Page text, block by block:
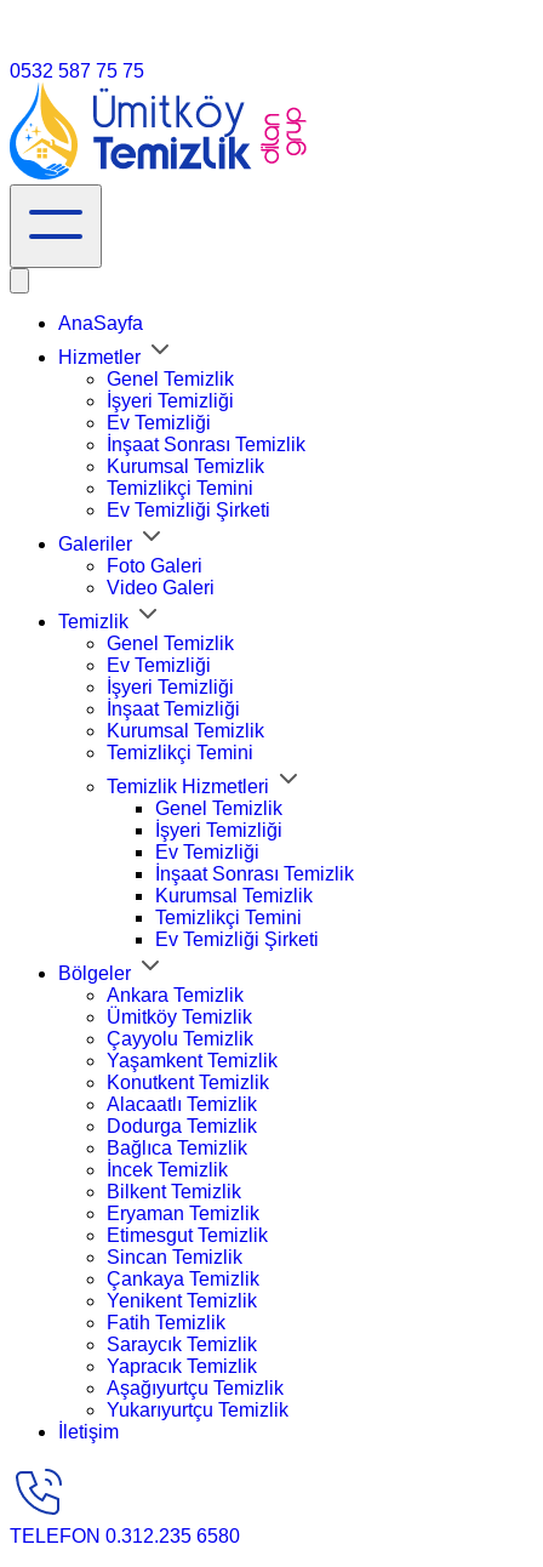
0532 587 75 75
AnaSayfa
Hizmetler
Genel Temizlik
İşyeri Temizliği
Ev Temizliği
İnşaat Sonrası Temizlik
Kurumsal Temizlik
Temizlikçi Temini
Ev Temizliği Şirketi
Galeriler
Foto Galeri
Video Galeri
Temizlik
Genel Temizlik
Ev Temizliği
İşyeri Temizliği
İnşaat Temizliği
Kurumsal Temizlik
Temizlikçi Temini
Temizlik Hizmetleri
Genel Temizlik
İşyeri Temizliği
Ev Temizliği
İnşaat Sonrası Temizlik
Kurumsal Temizlik
Temizlikçi Temini
Ev Temizliği Şirketi
Bölgeler
Ankara Temizlik
Ümitköy Temizlik
Çayyolu Temizlik
Yaşamkent Temizlik
Konutkent Temizlik
Alacaatlı Temizlik
Dodurga Temizlik
Bağlıca Temizlik
İncek Temizlik
Bilkent Temizlik
Eryaman Temizlik
Etimesgut Temizlik
Sincan Temizlik
Çankaya Temizlik
Yenikent Temizlik
Fatih Temizlik
Saraycık Temizlik
Yapracık Temizlik
Aşağıyurtçu Temizlik
Yukarıyurtçu Temizlik
İletişim
TELEFON 0.312.235 6580